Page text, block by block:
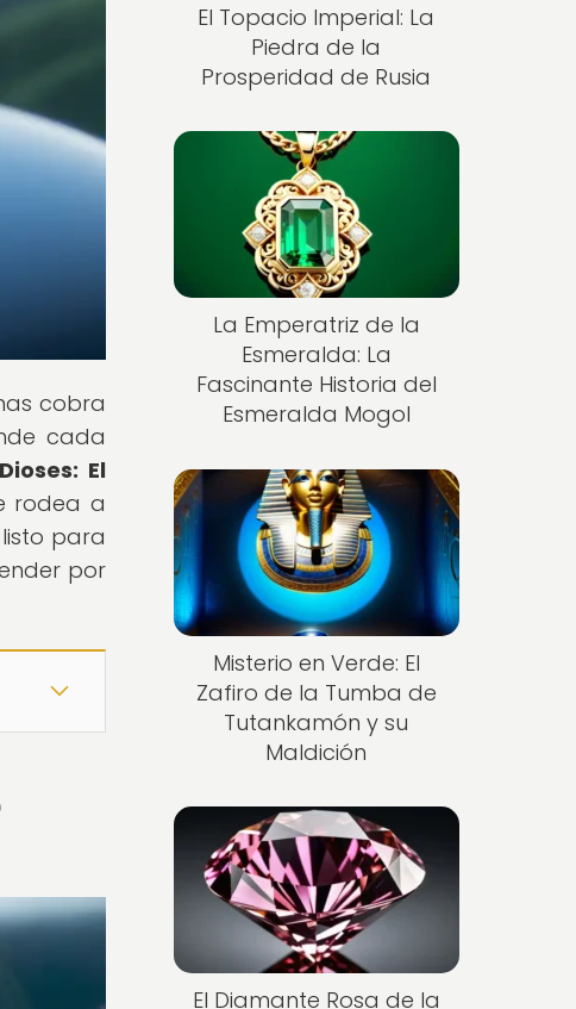
cobra
cada
El
rodea a
para
por
El Topacio Imperial: La
Piedra de la
Prosperidad de Rusia
La Emperatriz de la
Esmeralda: La
Fascinante Historia del
Esmeralda Mogol
Misterio en Verde: El
Zafiro de la Tumba de
Tutankamón y su
Maldición
El Diamante Rosa de la